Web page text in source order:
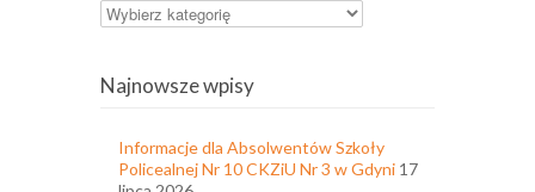
Wpisy
Najnowsze wpisy
Informacje dla Absolwentów Szkoły
Policealnej Nr 10 CKZiU Nr 3 w Gdyni 17